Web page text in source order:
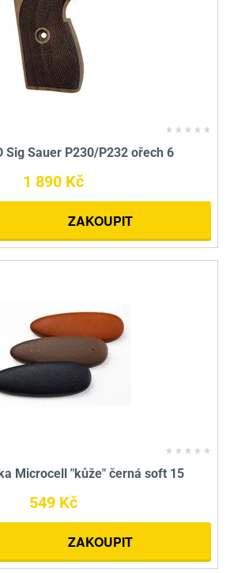
Sig Sauer P230/P232 ořech 6
1 890 Kč
ZAKOUPIT
Microcell "kůže" černá soft 15
549 Kč
ZAKOUPIT